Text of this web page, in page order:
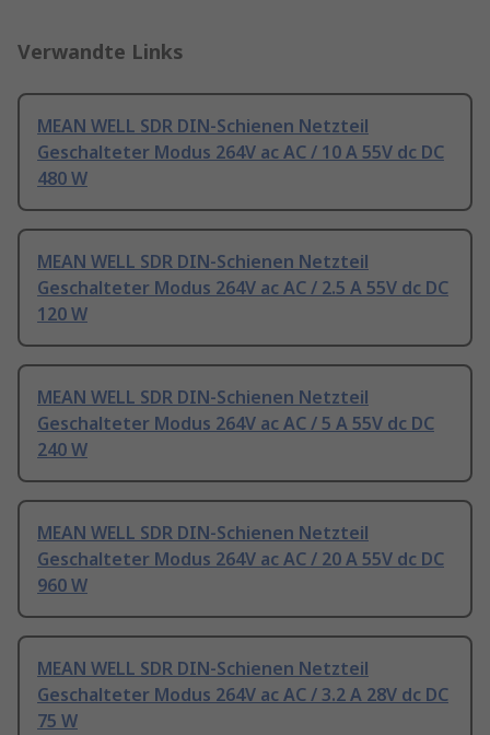
Verwandte Links
MEAN WELL SDR DIN-Schienen Netzteil
Geschalteter Modus 264V ac AC / 10 A 55V dc DC
480 W
MEAN WELL SDR DIN-Schienen Netzteil
Geschalteter Modus 264V ac AC / 2.5 A 55V dc DC
120 W
MEAN WELL SDR DIN-Schienen Netzteil
Geschalteter Modus 264V ac AC / 5 A 55V dc DC
240 W
MEAN WELL SDR DIN-Schienen Netzteil
Geschalteter Modus 264V ac AC / 20 A 55V dc DC
960 W
MEAN WELL SDR DIN-Schienen Netzteil
Geschalteter Modus 264V ac AC / 3.2 A 28V dc DC
75 W